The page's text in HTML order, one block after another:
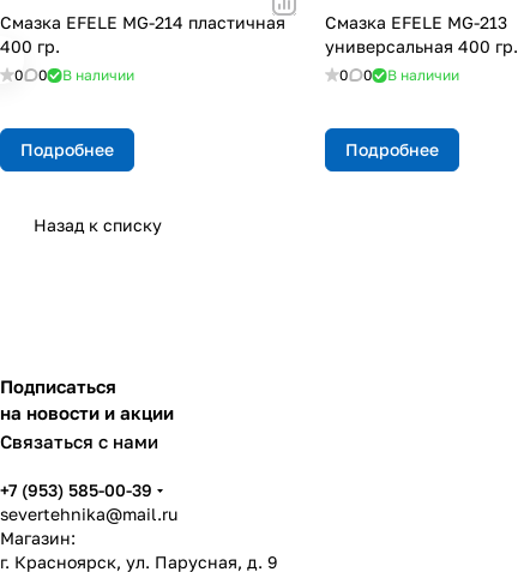
Смазка EFELE MG-214 пластичная
400 гр.
0 0 В наличии
Подробнее
Смазка EFELE MG-213
универсальная 400 гр.
0 0 В наличии
Подробнее
Назад к списку
Подписаться
на новости и акции
Связаться с нами
+7 (953) 585-00-39
severtehnika@mail.ru
Магазин:
г. Красноярск, ул. Парусная, д. 9